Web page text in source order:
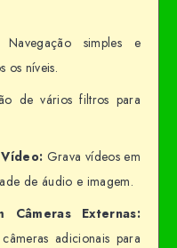
Navegação simples e
os níveis.
de vários filtros para
Grava vídeos em
de áudio e imagem.
Câmeras Externas:
adicionais para